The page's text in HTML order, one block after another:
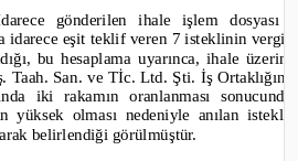
gönderilen ihale işlem
idarece eşit teklif veren 7 isteklinin vergi
bu hesaplama uyarınca, ihale
Taah. San. ve Tİc. Ltd. Şti. İş
iki rakamın oranlanması
yüksek olması nedeniyle anılan
belirlendiği görülmüştür.